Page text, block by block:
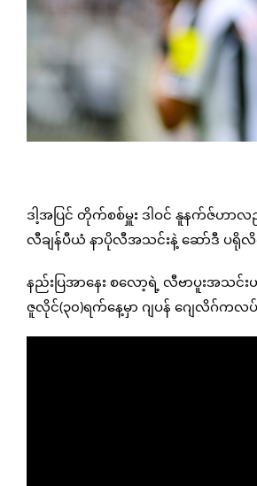
ဒါ့အပြင် တိုက်စစ်မှူး ဒါဝင် နူနက်ဇ်ဟာ
လီချန်ပီယံ နာပိုလီအသင်းနဲ့ ဆော်ဒီ ပရိုလိ
နည်းပြအာနေး စလော့ရဲ့ လီဗာပူးအသင်
ဇူလိုင်(၃၀)ရက်နေ့မှာ ဂျပန် ဂျေလိဂ်ကလ